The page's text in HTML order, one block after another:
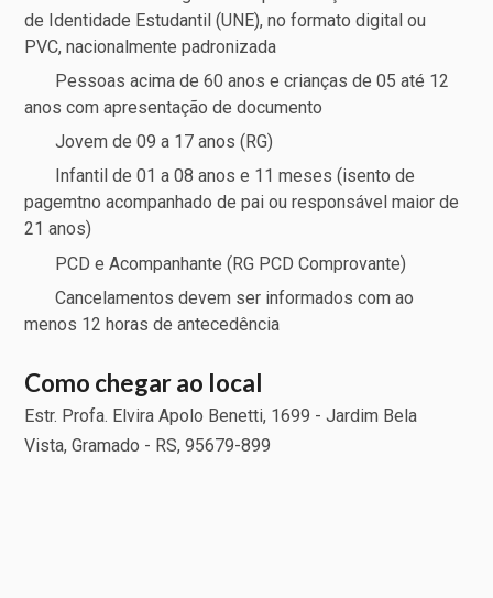
de Identidade Estudantil (UNE), no formato digital ou
PVC, nacionalmente padronizada
Pessoas acima de 60 anos e crianças de 05 até 12
anos com apresentação de documento
Jovem de 09 a 17 anos (RG)
Infantil de 01 a 08 anos e 11 meses (isento de
pagemtno acompanhado de pai ou responsável maior de
21 anos)
PCD e Acompanhante (RG PCD Comprovante)
Cancelamentos devem ser informados com ao
menos 12 horas de antecedência
Como chegar ao local
Estr. Profa. Elvira Apolo Benetti, 1699 - Jardim Bela
Vista, Gramado - RS, 95679-899